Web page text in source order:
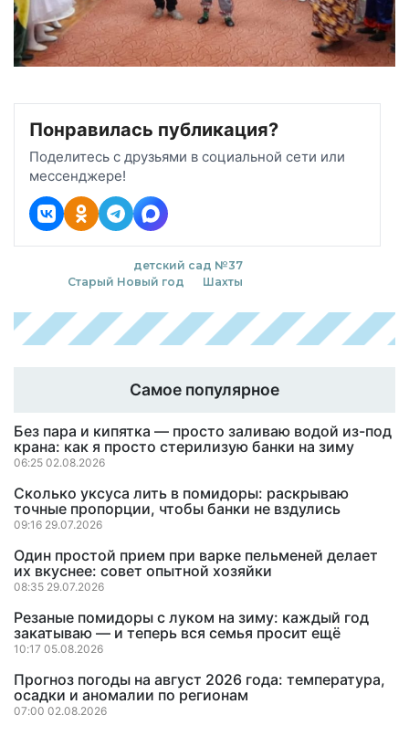
Понравилась публикация?
Поделитесь с друзьями в социальной сети или
мессенджере!
детский сад №37
Старый Новый год
Шахты
Самое популярное
Без пара и кипятка — просто заливаю водой из-под
крана: как я просто стерилизую банки на зиму
06:25 02.08.2026
Сколько уксуса лить в помидоры: раскрываю
точные пропорции, чтобы банки не вздулись
09:16 29.07.2026
Один простой прием при варке пельменей делает
их вкуснее: совет опытной хозяйки
08:35 29.07.2026
Резаные помидоры с луком на зиму: каждый год
закатываю — и теперь вся семья просит ещё
10:17 05.08.2026
Прогноз погоды на август 2026 года: температура,
осадки и аномалии по регионам
07:00 02.08.2026